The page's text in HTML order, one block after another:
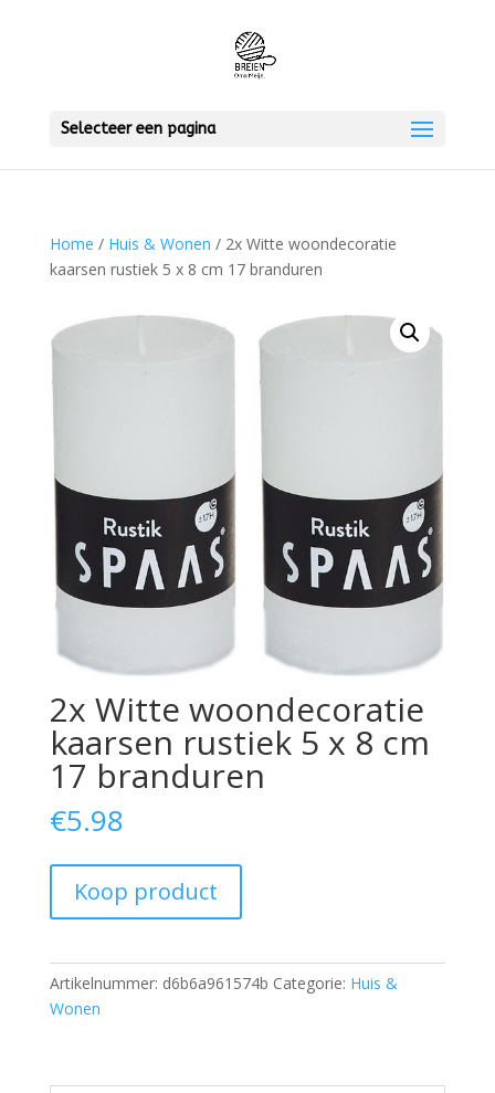
Selecteer een pagina
Home / Huis & Wonen / 2x Witte woondecoratie
kaarsen rustiek 5 x 8 cm 17 branduren
2x Witte woondecoratie
kaarsen rustiek 5 x 8 cm
17 branduren
€5.98
Koop product
Artikelnummer: d6b6a961574b Categorie: Huis &
Wonen